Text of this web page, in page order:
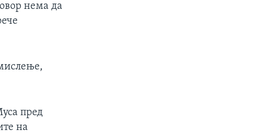
нема да
пред
на